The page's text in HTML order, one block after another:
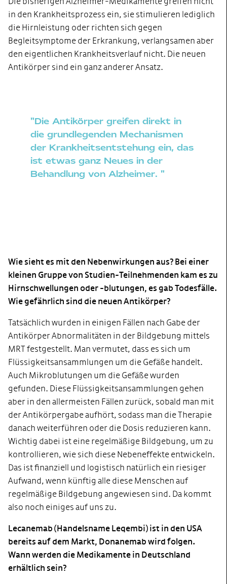
in den Krankheitsprozess ein, sie stimulieren lediglich
die Hirnleistung oder richten sich gegen
Begleitsymptome der Erkrankung, verlangsamen aber
den eigentlichen Krankheitsverlauf nicht. Die neuen
Antikörper sind ein ganz anderer Ansatz.
"Die Antikörper greifen direkt in
die grundlegenden Mechanismen
der Krankheitsentstehung ein, das
ist etwas ganz Neues in der
Behandlung von Alzheimer. "
Wie sieht es mit den Nebenwirkungen aus? Bei einer
kleinen Gruppe von Studien-Teilnehmenden kam es zu
Hirnschwellungen oder -blutungen, es gab Todesfälle.
Wie gefährlich sind die neuen Antikörper?
Tatsächlich wurden in einigen Fällen nach Gabe der
Antikörper Abnormalitäten in der Bildgebung mittels
MRT festgestellt. Man vermutet, dass es sich um
Flüssigkeitsansammlungen um die Gefäße handelt.
Auch Mikroblutungen um die Gefäße wurden
gefunden. Diese Flüssigkeitsansammlungen gehen
aber in den allermeisten Fällen zurück, sobald man mit
der Antikörpergabe aufhört, sodass man die Therapie
danach weiterführen oder die Dosis reduzieren kann.
Wichtig dabei ist eine regelmäßige Bildgebung, um zu
kontrollieren, wie sich diese Nebeneffekte entwickeln.
Das ist finanziell und logistisch natürlich ein riesiger
Aufwand, wenn künftig alle diese Menschen auf
regelmäßige Bildgebung angewiesen sind. Da kommt
also noch einiges auf uns zu.
Lecanemab (Handelsname Leqembi) ist in den USA
bereits auf dem Markt, Donanemab wird folgen.
Wann werden die Medikamente in Deutschland
erhältlich sein?